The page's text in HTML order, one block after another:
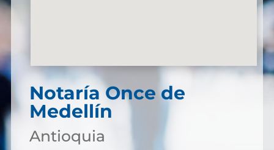
Notaría Once de
Medellín
Antioquia